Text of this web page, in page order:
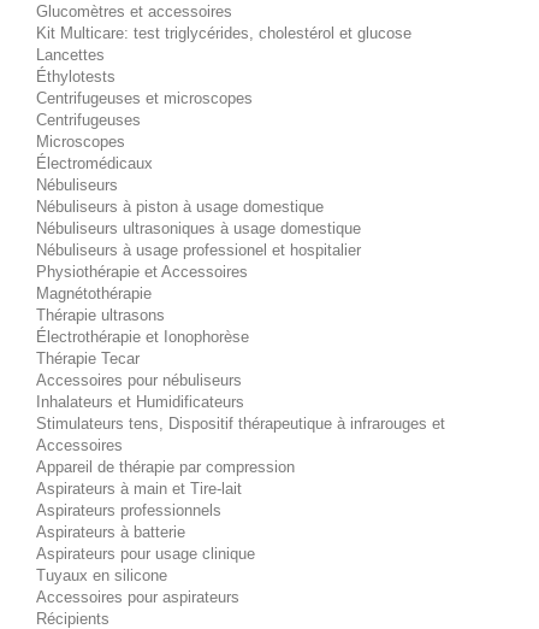
Glucomètres et accessoires
Kit Multicare: test triglycérides, cholestérol et glucose
Lancettes
Éthylotests
Centrifugeuses et microscopes
Centrifugeuses
Microscopes
Électromédicaux
Nébuliseurs
Nébuliseurs à piston à usage domestique
Nébuliseurs ultrasoniques à usage domestique
Nébuliseurs à usage professionel et hospitalier
Physiothérapie et Accessoires
Magnétothérapie
Thérapie ultrasons
Électrothérapie et Ionophorèse
Thérapie Tecar
Accessoires pour nébuliseurs
Inhalateurs et Humidificateurs
Stimulateurs tens, Dispositif thérapeutique à infrarouges et
Accessoires
Appareil de thérapie par compression
Aspirateurs à main et Tire-lait
Aspirateurs professionnels
Aspirateurs à batterie
Aspirateurs pour usage clinique
Tuyaux en silicone
Accessoires pour aspirateurs
Récipients